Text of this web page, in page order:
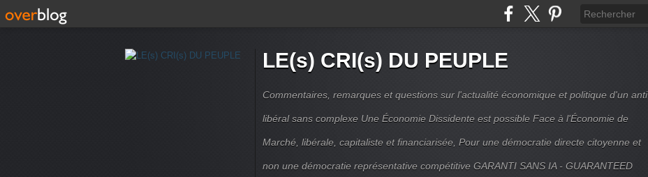
LE(s) CRI(s) DU PEUPLE
Commentaires, remarques et questions sur l'actualité économique et politique d'un anti
libéral sans complexe Une Économie Dissidente est possible Face à l'Économie de
Marché, libérale, capitaliste et financiarisée, Pour une démocratie directe citoyenne et
non une démocratie représentative compétitive GARANTI SANS IA - GUARANTEED